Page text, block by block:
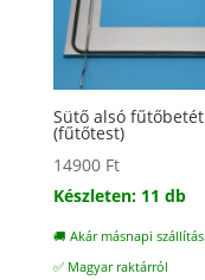
Sütő alsó fűtőbetét
(fűtőtest)
14900 Ft
Készleten: 11 db
🚚 Akár másnapi szállítás
✅ Magyar raktárról